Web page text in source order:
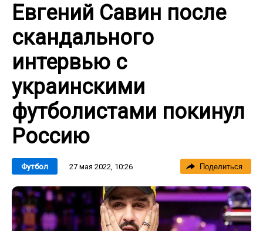
Евгений Савин после
скандального
интервью с
украинскими
футболистами покинул
Россию
Футбол 27 мая 2022, 10:26 Поделиться